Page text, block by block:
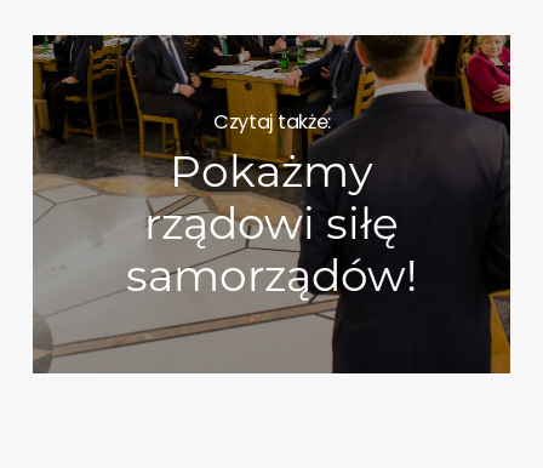
Czytaj także:
Pokażmy
rządowi siłę
samorządów!